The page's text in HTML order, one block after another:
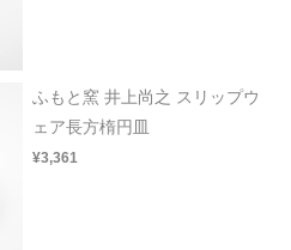
ふもと窯 井上尚之 スリップウ
ェア長方楕円皿
¥3,361